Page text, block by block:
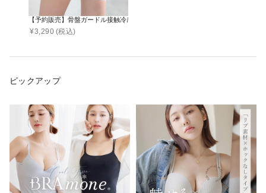
【予約販売】骨盤ガードル接触冷感タイプ
¥3,290 (税込)
ピックアップ